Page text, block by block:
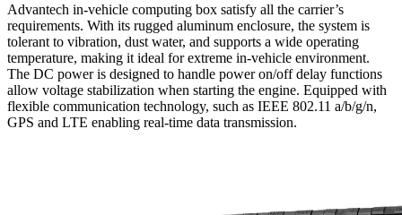
Advantech in-vehicle computing box satisfy all the carrier’s
requirements. With its rugged aluminum enclosure, the system is
tolerant to vibration, dust water, and supports a wide operating
temperature, making it ideal for extreme in-vehicle environment.
The DC power is designed to handle power on/off delay functions
allow voltage stabilization when starting the engine. Equipped with
flexible communication technology, such as IEEE 802.11 a/b/g/n,
GPS and LTE enabling real-time data transmission.